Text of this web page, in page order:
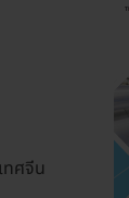
ทศจีน